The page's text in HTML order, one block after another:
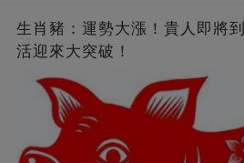
生肖豬：運勢大漲！貴人即將
活迎來大突破！